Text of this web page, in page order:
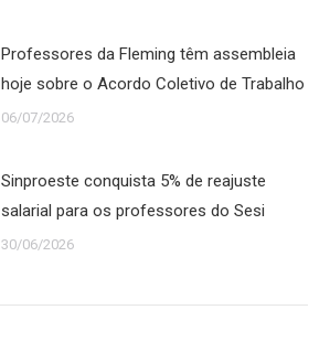
Professores da Fleming têm assembleia
hoje sobre o Acordo Coletivo de Trabalho
06/07/2026
Sinproeste conquista 5% de reajuste
salarial para os professores do Sesi
30/06/2026